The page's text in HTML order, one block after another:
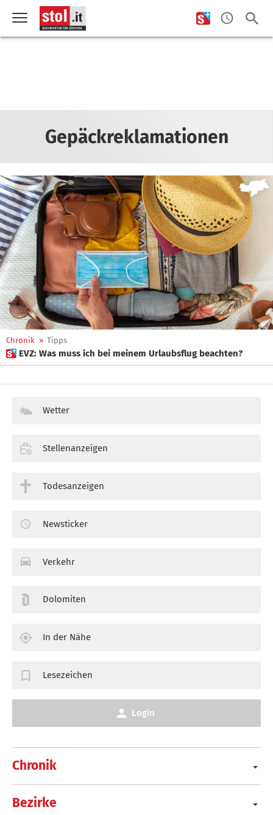
Gepäckreklamationen
Chronik » Tipps
 EVZ: Was muss ich bei meinem Urlaubsflug beachten?
Chronik
Bezirke
Wetter
Stellenanzeigen
Todesanzeigen
Newsticker
Verkehr
Dolomiten
In der Nähe
Lesezeichen
Login